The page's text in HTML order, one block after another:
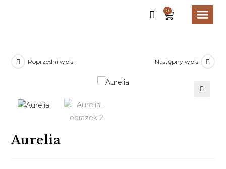
0
Poprzedni wpis Następny wpis
Aurelia